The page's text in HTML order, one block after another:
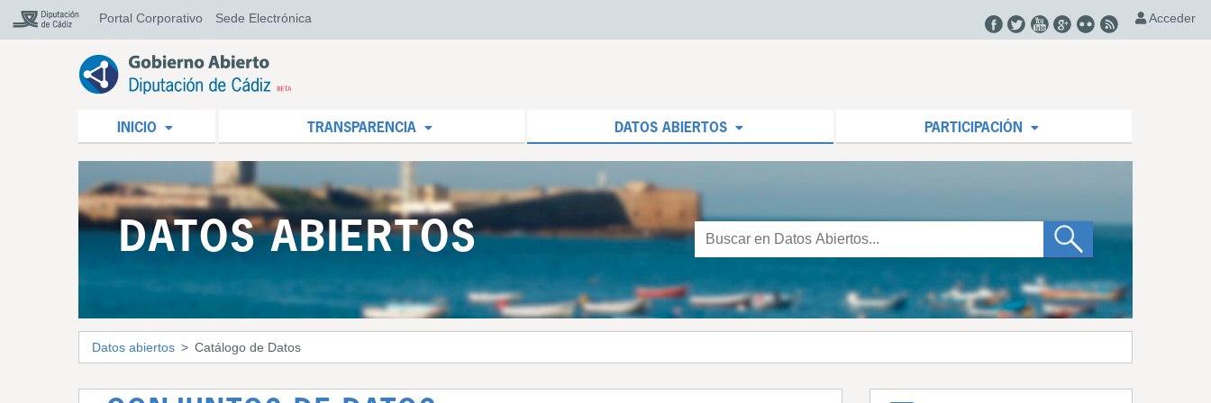
Portal Corporativo Sede Electrónica Acceder
INICIO TRANSPARENCIA DATOS ABIERTOS PARTICIPACIÓN
DATOS ABIERTOS
Datos abiertos Catálogo de Datos